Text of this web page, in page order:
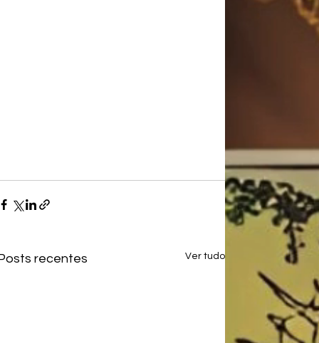
recentes Ver tudo